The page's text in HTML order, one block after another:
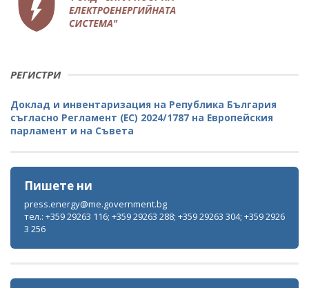
РЕГИСТРИ
Доклад и инвентаризация на Република България
съгласно Регламент (ЕС) 2024/1787 на Европейския
парламент и на Съвета
Пишете ни
press.energy@me.government.bg
тел.: +359 29263 116; +359 29263 288; +359 29263 304; +359 2926
3 256